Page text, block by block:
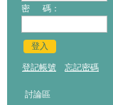
密 碼：
登入
登記帳號 忘記密碼
討論區